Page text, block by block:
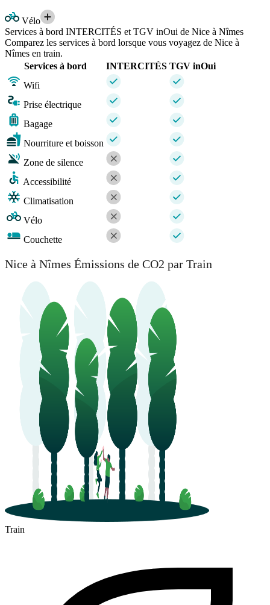
Vélo
Services à bord INTERCITÉS et TGV inOui de Nice à Nîmes
Comparez les services à bord lorsque vous voyagez de Nice à
Nîmes en train.
Services à bord
INTERCITÉS TGV inOui
Wifi
Prise électrique
Bagage
Nourriture et boisson
Zone de silence
Accessibilité
Climatisation
Vélo
Couchette
Nice à Nîmes Émissions de CO2 par Train
Train